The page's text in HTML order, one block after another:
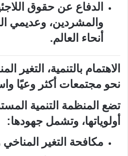
الدفاع عن حقوق
والمشردين، وعديمي
أنحاء العالم.
الاهتمام بالتنمية، التغير
نحو مجتمعات أكثر وعيًا
تضع المنظمة التنمية
أولوياتها، وتشمل جهودها:
مكافحة التغير المناخي